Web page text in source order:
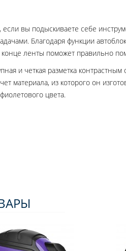
вы подыскиваете себе
Благодаря функции
ленты поможет правильно
и четкая разметка
материала, из которого он
цвета.